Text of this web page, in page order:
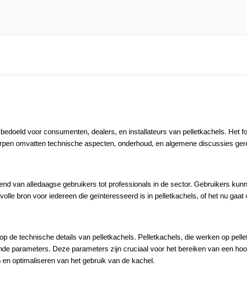
voor consumenten, dealers, en installateurs van pelletkachels. Het
omvatten technische aspecten, onderhoud, en algemene discussies
van alledaagse gebruikers tot professionals in de sector. Gebruikers
bron voor iedereen die geïnteresseerd is in pelletkachels, of het nu
de technische details van pelletkachels. Pelletkachels, die werken op
parameters. Deze parameters zijn cruciaal voor het bereiken van een
optimaliseren van het gebruik van de kachel.